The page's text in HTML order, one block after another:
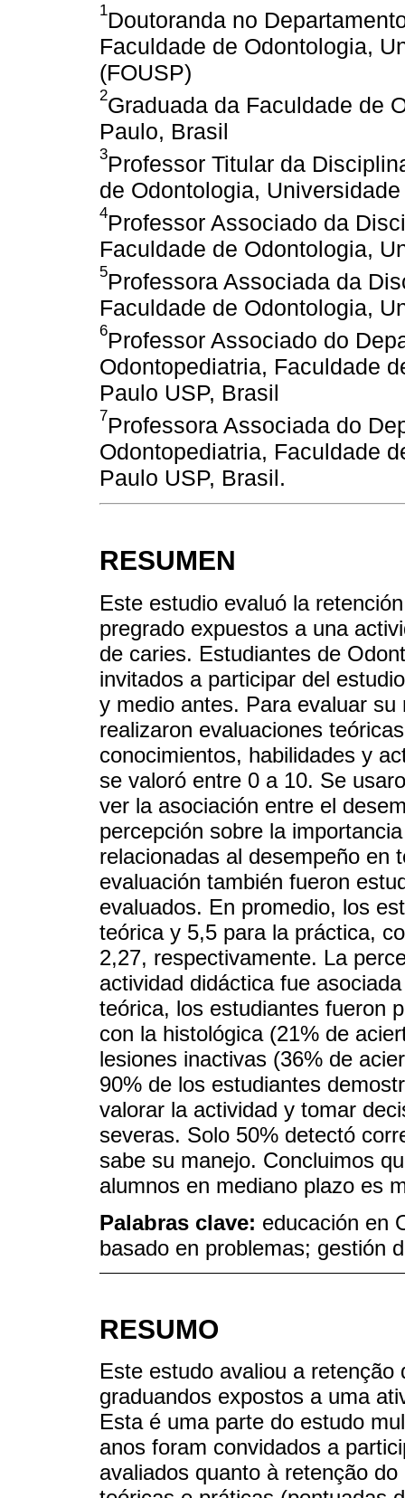
1Doutoranda no
Faculdade de Odontologia,
(FOUSP)
2Graduada da Faculdade de
Paulo, Brasil
3Professor Titular da
de Odontologia,
4Professor Associado da
Faculdade de Odontologia,
5Professora Associada da
Faculdade de Odontologia,
6Professor Associado do
Odontopediatria, Faculdade
Paulo USP, Brasil
7Professora Associada do
Odontopediatria, Faculdade
Paulo USP, Brasil.
RESUMEN
Este estudio evaluó la
pregrado expuestos a una
de caries. Estudiantes de
invitados a participar del
y medio antes. Para evaluar
realizaron evaluaciones
conocimientos, habilidades y
se valoró entre 0 a 10. Se
ver la asociación entre el
percepción sobre la
relacionadas al desempeño en
evaluación también fueron
evaluados. En promedio, los
teórica y 5,5 para la práctica,
2,27, respectivamente. La
actividad didáctica fue
teórica, los estudiantes fueron
con la histológica (21% de
lesiones inactivas (36% de
90% de los estudiantes
valorar la actividad y tomar
severas. Solo 50% detectó
sabe su manejo. Concluimos
alumnos en mediano plazo es
Palabras clave: educación en
basado en problemas; gestión
RESUMO
Este estudo avaliou a
graduandos expostos a uma
Esta é uma parte do estudo
anos foram convidados a
avaliados quanto à retenção